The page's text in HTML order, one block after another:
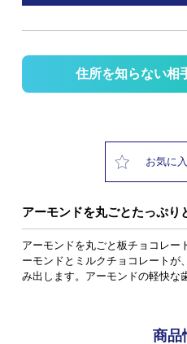
住所を知らない相
お気に
アーモンドを丸ごとたっぷり
アーモンドを丸ごと板チョコレー
ーモンドとミルクチョコレートが
み出します。アーモンドの軽快な
商品